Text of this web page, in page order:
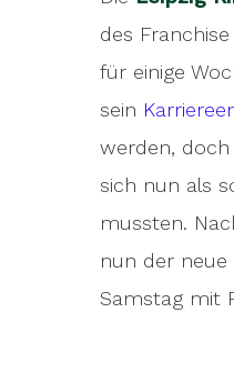
little
Gregory
des
für einige
sein
werden,
sich nun als
mussten.
nun der neue
Samstag mit